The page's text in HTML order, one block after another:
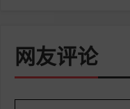
网友评论